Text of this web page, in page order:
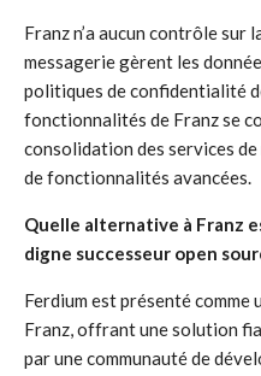
Franz n’a aucun contrôle sur
messagerie gèrent les
politiques de confidentialité
fonctionnalités de Franz se
consolidation des services
de fonctionnalités avancées.
Quelle alternative à Franz
digne successeur open
Ferdium est présenté
Franz, offrant une solution
par une communauté de